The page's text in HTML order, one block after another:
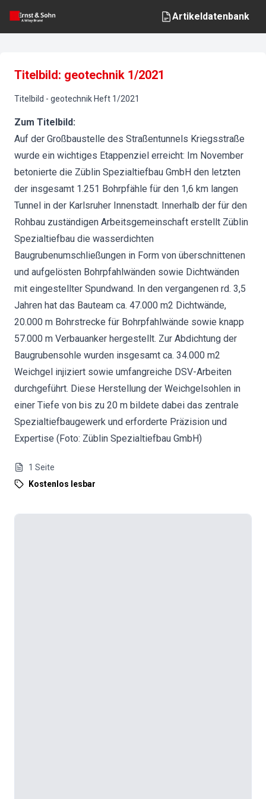
Artikeldatenbank
Titelbild: geotechnik 1/2021
Titelbild - geotechnik Heft 1/2021
Zum Titelbild:
Auf der Großbaustelle des Straßentunnels Kriegsstraße
wurde ein wichtiges Etappenziel erreicht: Im November
betonierte die Züblin Spezialtiefbau GmbH den letzten
der insgesamt 1.251 Bohrpfähle für den 1,6 km langen
Tunnel in der Karlsruher Innenstadt. Innerhalb der für den
Rohbau zuständigen Arbeitsgemeinschaft erstellt Züblin
Spezialtiefbau die wasserdichten
Baugrubenumschließungen in Form von überschnittenen
und aufgelösten Bohrpfahlwänden sowie Dichtwänden
mit eingestellter Spundwand. In den vergangenen rd. 3,5
Jahren hat das Bauteam ca. 47.000 m2 Dichtwände,
20.000 m Bohrstrecke für Bohrpfahlwände sowie knapp
57.000 m Verbauanker hergestellt. Zur Abdichtung der
Baugrubensohle wurden insgesamt ca. 34.000 m2
Weichgel injiziert sowie umfangreiche DSV-Arbeiten
durchgeführt. Diese Herstellung der Weichgelsohlen in
einer Tiefe von bis zu 20 m bildete dabei das zentrale
Spezialtiefbaugewerk und erforderte Präzision und
Expertise (Foto: Züblin Spezialtiefbau GmbH)
1 Seite
Kostenlos lesbar